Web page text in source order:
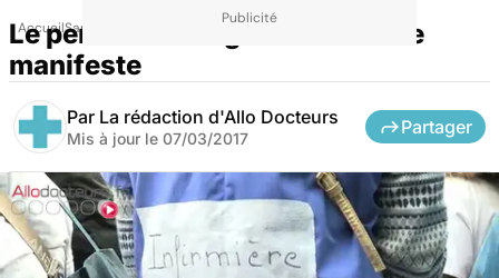
AccueilSanté
Le personnel soignant en colère
manifeste
Par La rédaction d'Allo Docteurs
Mis à jour le 07/03/2017
Partager